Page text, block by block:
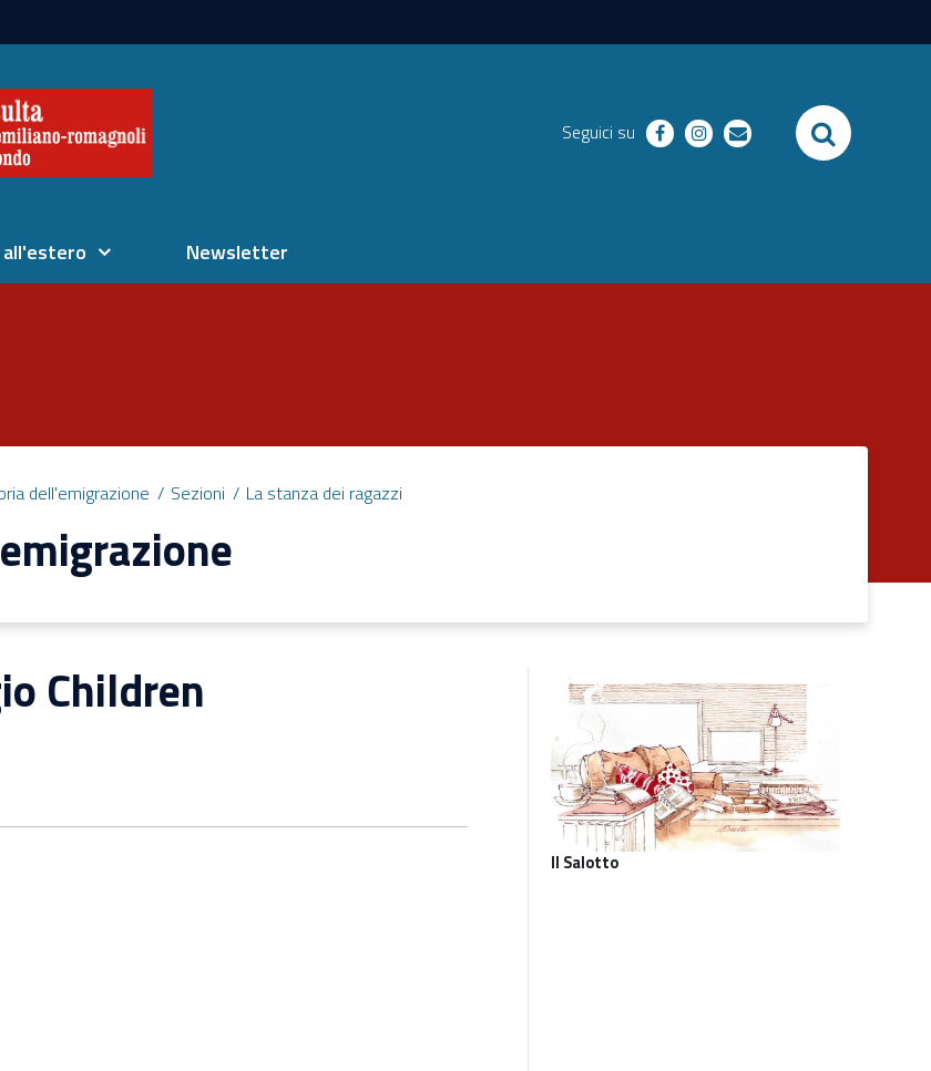
Seguici su facebookinstagram
email SEARCH
all'estero Newsletter
dell'emigrazione Sezioni La stanza dei ragazzi
Children
Il Salotto